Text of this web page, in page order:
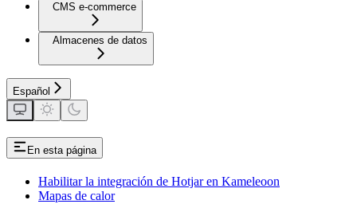
CMS e-commerce
Almacenes de datos
Español
En esta página
Habilitar la integración de Hotjar en Kameleoon
Mapas de calor